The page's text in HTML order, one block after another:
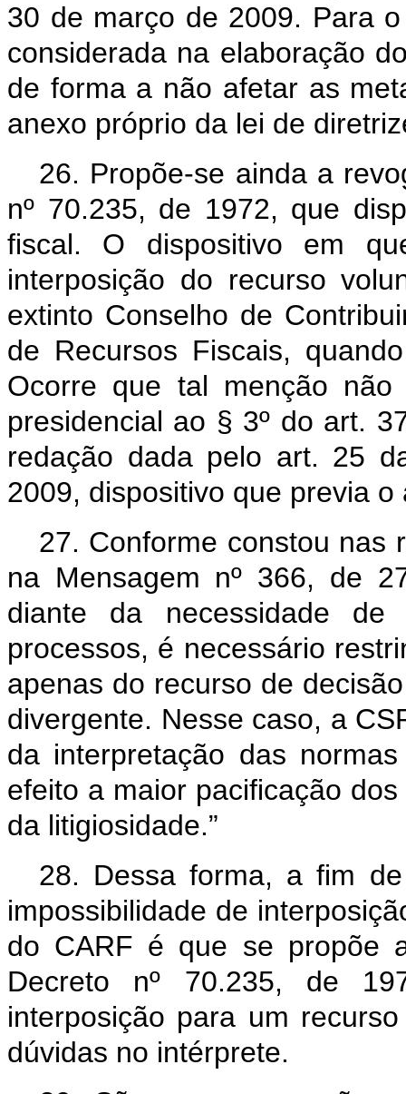
30 de março de 2009. Para
considerada na elaboração
de forma a não afetar as
anexo próprio da lei de
26. Propõe-se ainda a
nº 70.235, de 1972, que
fiscal. O dispositivo em
interposição do recurso
extinto Conselho de
de Recursos Fiscais,
Ocorre que tal menção
presidencial ao § 3º do art.
redação dada pelo art. 25
2009, dispositivo que previa o
27. Conforme constou nas
na Mensagem nº 366, de
diante da necessidade
processos, é necessário
apenas do recurso de
divergente. Nesse caso, a
da interpretação das
efeito a maior pacificação
da litigiosidade.”
28. Dessa forma, a fim
impossibilidade de
do CARF é que se propõe
Decreto nº 70.235, de
interposição para um
dúvidas no intérprete.